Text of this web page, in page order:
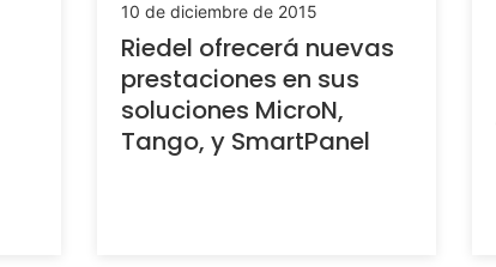
10 de diciembre de 2015
Riedel ofrecerá nuevas
prestaciones en sus
soluciones MicroN,
Tango, y SmartPanel